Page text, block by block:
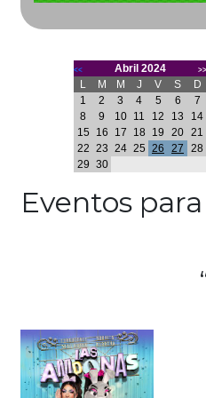
<< Abril 2024 >>
L M M J V S
D
1
2 3 4 5 6
7
8
9 10 11 12 13
14
15
16 17 18 19 20 21
22 23 24 25 26 27
28
29 30
Eventos